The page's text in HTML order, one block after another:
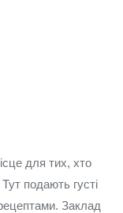
для тих, хто
Тут подають густі
Заклад